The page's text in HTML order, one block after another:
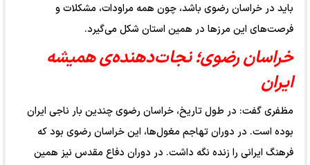
باید در خراسان رضوی باشد، چون همه مراودات، مشکلات و
فرصت‌های این مرزها در همین استان شکل می‌گیرد.
خراسان رضوی؛ نجات‌دهنده‌ی همیشه
ایران
مظفری گفت: در طول تاریخ، خراسان رضوی چندین بار ناجی ایران
بوده است. در دوران تهاجم مغول‌ها، این خراسان رضوی بود که
فرهنگ ایرانی را زنده نگه داشت. در دوران دفاع مقدس نیز همین